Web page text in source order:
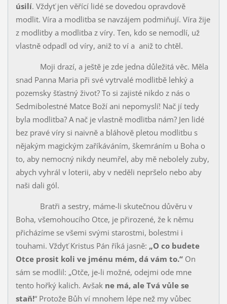
úsilí. Vždyť jen věřící lidé se dovedou opravdově
modlit. Víra a modlitba se navzájem podmiňují. Víra žije
z modlitby a modlitba z víry. Ten, kdo se nemodlí, už
vlastně odpadl od víry, aniž to ví a aniž to chtěl.
Moji drazí, a ještě je zde jedna důležitá věc. Měla
snad Panna Maria při své vytrvalé modlitbě lehký a
pozemsky šťastný život? To si zajisté nikdo z nás o
Sedmibolestné Matce Boží ani nepomyslí! Nač jí tedy
byla modlitba? A nač je vlastně modlitba nám? Jen lidé
bez pravé víry si naivně a bláhově pletou modlitbu s
nějakým magickým zaříkáváním, škemráním u Boha o
to, aby nemocný nikdy neumřel, aby mě nebolely zuby,
abych vy­hrál v loterii, aby v neděli nepršelo nebo aby
naši dali gól.
Bratři a sestry, máme-li skutečnou důvěru v
Boha, všemohoucího Otce, je přirozené, že k němu
přicházíme se všemi svými starostmi, bo­lestmi i
touhami. Vždyť Kristus Pán říká jasně: „O co budete
Otce prosit koli ve jménu mém, dá vám to.“On
sám se modlil: „Otče, je-li možné, odejmi ode mne
tento hořký kalich. Avšak ne má, ale Tvá vůle se
staň!“ Protože Bůh ví mnohem lépe než my vůbec